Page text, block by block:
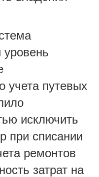
уровень
учета путевых
исключить
при списании
ремонтов
затрат на